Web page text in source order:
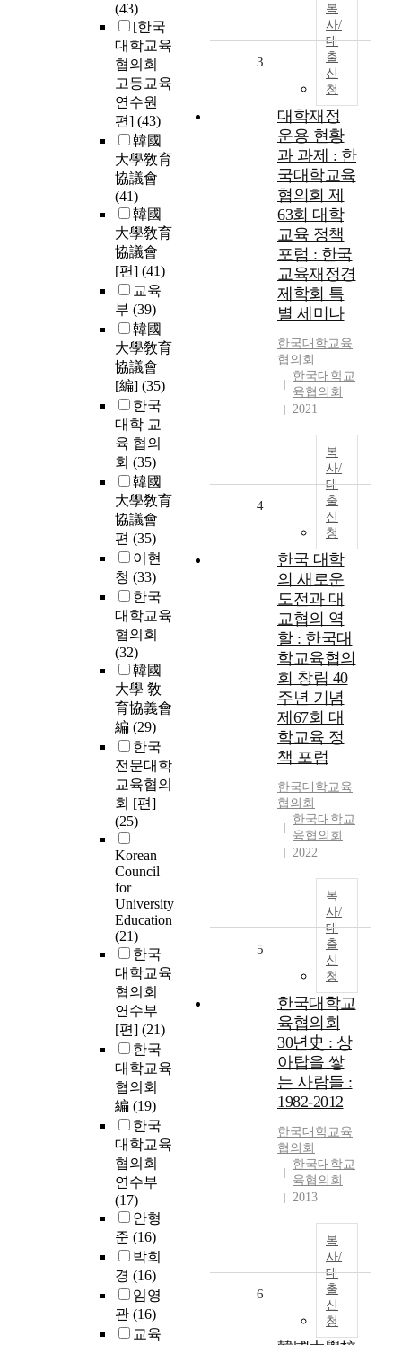
(43)
[한국
대학교육
협의회
고등교육
연수원
편] (43)
韓國
大學敎育
協議會
(41)
韓國
大學敎育
協議會
[편] (41)
교육
부 (39)
韓國
大學敎育
協議會
[編] (35)
한국
대학 교
육 협의
회 (35)
韓國
大學敎育
協議會
편 (35)
이현
청 (33)
한국
대학교육
협의회
(32)
韓國
大學 敎
育協義會
編 (29)
한국
전문대학
교육협의
회 [편]
(25)
Korean
Council
for
University
Education
(21)
한국
대학교육
협의회
연수부
[편] (21)
한국
대학교육
협의회
編 (19)
한국
대학교육
협의회
연수부
(17)
안형
준 (16)
박희
경 (16)
임영
관 (16)
교육
복
사/
대
출
신
청
3
대학재정
운용 현황
과 과제 : 한
국대학교육
협의회 제
63회 대학
교육 정책
포럼 : 한국
교육재정경
제학회 특
별 세미나
한국대학교육
협의회
한국대학교
육협의회
2021
복
사/
대
출
신
청
4
한국 대학
의 새로운
도전과 대
교협의 역
할 : 한국대
학교육협의
회 창립 40
주년 기념
제67회 대
학교육 정
책 포럼
한국대학교육
협의회
한국대학교
육협의회
2022
복
사/
대
출
신
청
5
한국대학교
육협의회
30년史 : 상
아탑을 쌓
는 사람들 :
1982-2012
한국대학교육
협의회
한국대학교
육협의회
2013
복
사/
대
출
신
청
6